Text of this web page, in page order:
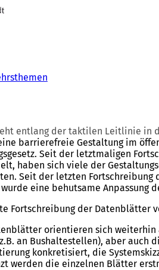
entlang der taktilen Leitlinie in
barrierefreie Gestaltung im
Seit der letztmaligen
haben sich viele der
Seit der letzten
eine behutsame
Fortschreibung der Datenblätter
orientieren sich weiterhin
an Bushaltestellen), aber auch
konkretisiert, die
werden die einzelnen Blätter